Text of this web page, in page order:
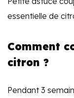
essentielle de
Comment
citron ?
Pendant 3